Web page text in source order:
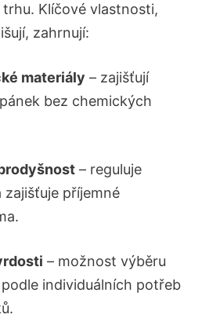
Klíčové vlastnosti,
zahrnují:
materiály – zajišťují
bez chemických
– reguluje
zajišťuje příjemné
– možnost výběru
individuálních potřeb